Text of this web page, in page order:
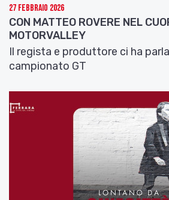
Tutte le informazioni su:
27 Febbraio 2026
CON MATTEO ROVERE NEL
MOTORVALLEY
Il regista e produttore ci ha
campionato GT